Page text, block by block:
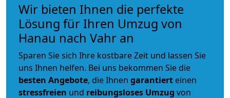
Wir bieten Ihnen die perfekte
Lösung für Ihren Umzug von
Hanau nach Vahr an
Sparen Sie sich Ihre kostbare Zeit und lassen Sie
uns Ihnen helfen. Bei uns bekommen Sie die
besten Angebote, die Ihnen garantiert einen
stressfreien und reibungsloses Umzug von